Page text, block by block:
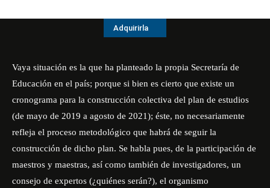
Adquirirla
Vaya situación es la que ha planteado la propia Secretaría de
Educación en el país; porque si bien es cierto que existe un
cronograma para la construcción colectiva del plan de estudios
(de mayo de 2019 a agosto de 2021); éste, no necesariamente
refleja el proceso metodológico que habrá de seguir la
construcción de dicho plan. Se habla pues, de la participación de
maestros y maestras, así como también de investigadores, un
consejo de expertos (¿quiénes serán?), el organismo